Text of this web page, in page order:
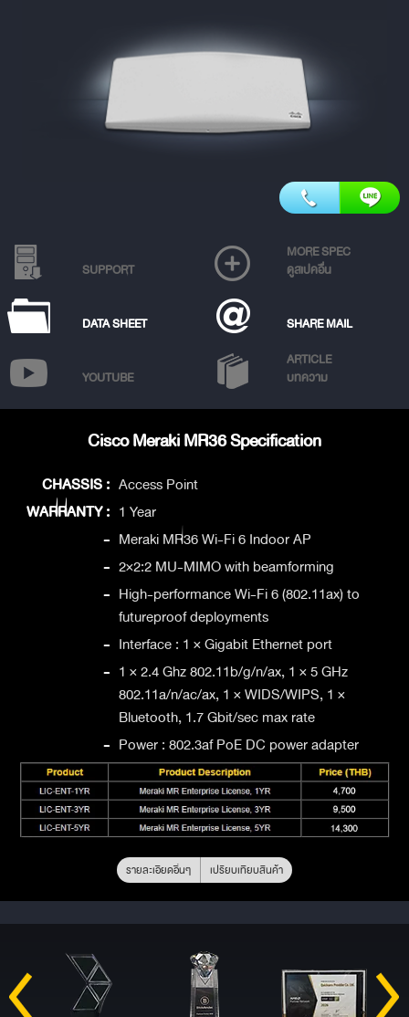
SUPPORT
MORE SPEC
ดูสเปคอื่น
DATA SHEET SHARE MAIL
YOUTUBE
ARTICLE
บทความ
Cisco Meraki MR36 Specification
CHASSIS : Access Point
WARRANTY : 1 Year
- Meraki MR36 Wi-Fi 6 Indoor AP
- 2×2:2 MU-MIMO with beamforming
- High-performance Wi-Fi 6 (802.11ax) to
futureproof deployments
- Interface : 1 × Gigabit Ethernet port
- 1 × 2.4 Ghz 802.11b/g/n/ax, 1 × 5 GHz
802.11a/n/ac/ax, 1 × WIDS/WIPS, 1 ×
Bluetooth, 1.7 Gbit/sec max rate
- Power : 802.3af PoE DC power adapter
รายละเอียดอื่นๆ เปรียบเทียบสินค้า